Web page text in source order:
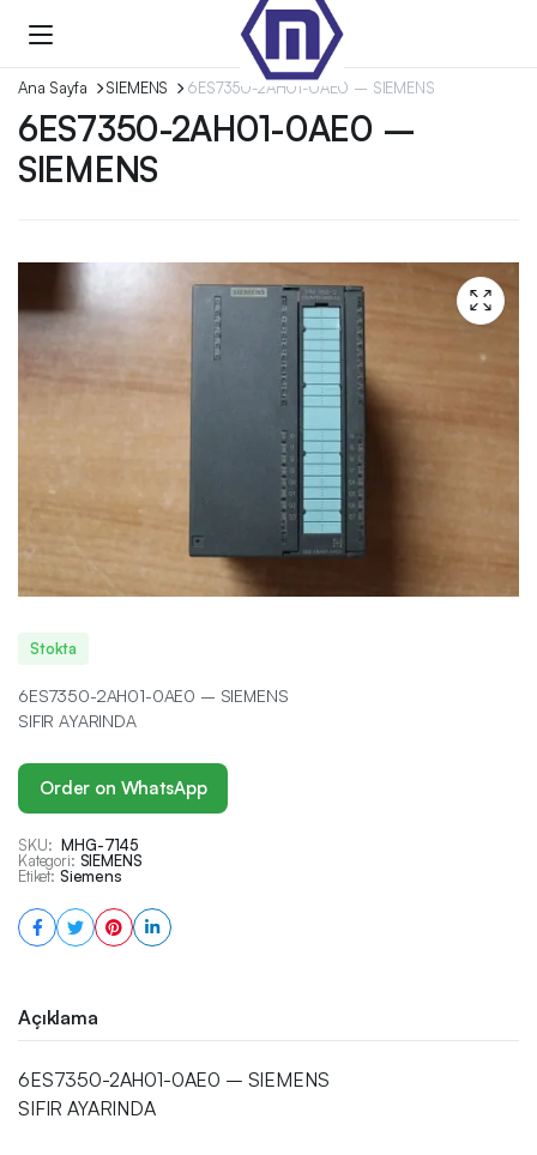
Ana Sayfa SIEMENS 6ES7350-2AH01-0AE0 – SIEMENS
6ES7350-2AH01-0AE0 –
SIEMENS
Stokta
6ES7350-2AH01-0AE0 – SIEMENS
SIFIR AYARINDA
Order on WhatsApp
SKU: MHG-7145
Kategori: SIEMENS
Etiket: Siemens
Açıklama
6ES7350-2AH01-0AE0 – SIEMENS
SIFIR AYARINDA